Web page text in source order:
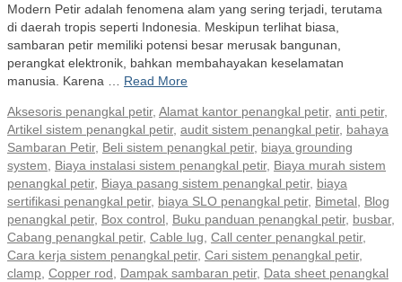
Modern Petir adalah fenomena alam yang sering terjadi, terutama
di daerah tropis seperti Indonesia. Meskipun terlihat biasa,
sambaran petir memiliki potensi besar merusak bangunan,
perangkat elektronik, bahkan membahayakan keselamatan
manusia. Karena … Read More
Aksesoris penangkal petir, Alamat kantor penangkal petir, anti petir,
Artikel sistem penangkal petir, audit sistem penangkal petir, bahaya
Sambaran Petir, Beli sistem penangkal petir, biaya grounding
system, Biaya instalasi sistem penangkal petir, Biaya murah sistem
penangkal petir, Biaya pasang sistem penangkal petir, biaya
sertifikasi penangkal petir, biaya SLO penangkal petir, Bimetal, Blog
penangkal petir, Box control, Buku panduan penangkal petir, busbar,
Cabang penangkal petir, Cable lug, Call center penangkal petir,
Cara kerja sistem penangkal petir, Cari sistem penangkal petir,
clamp, Copper rod, Dampak sambaran petir, Data sheet penangkal